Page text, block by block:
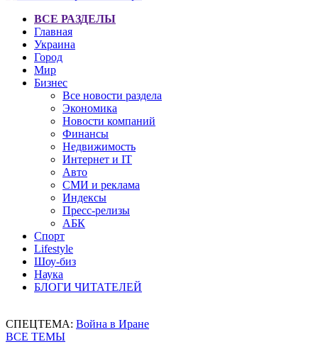
ВСЕ РАЗДЕЛЫ
Главная
Украина
Город
Мир
Бизнес
Все новости раздела
Экономика
Новости компаний
Финансы
Недвижимость
Интернет и IT
Авто
СМИ и реклама
Индексы
Пресс-релизы
АБК
Спорт
Lifestyle
Шоу-биз
Наука
БЛОГИ ЧИТАТЕЛЕЙ
СПЕЦТЕМА: Война в Иране
ВСЕ ТЕМЫ